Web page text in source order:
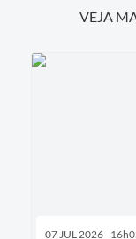
VEJA
07 JUL 2026 -